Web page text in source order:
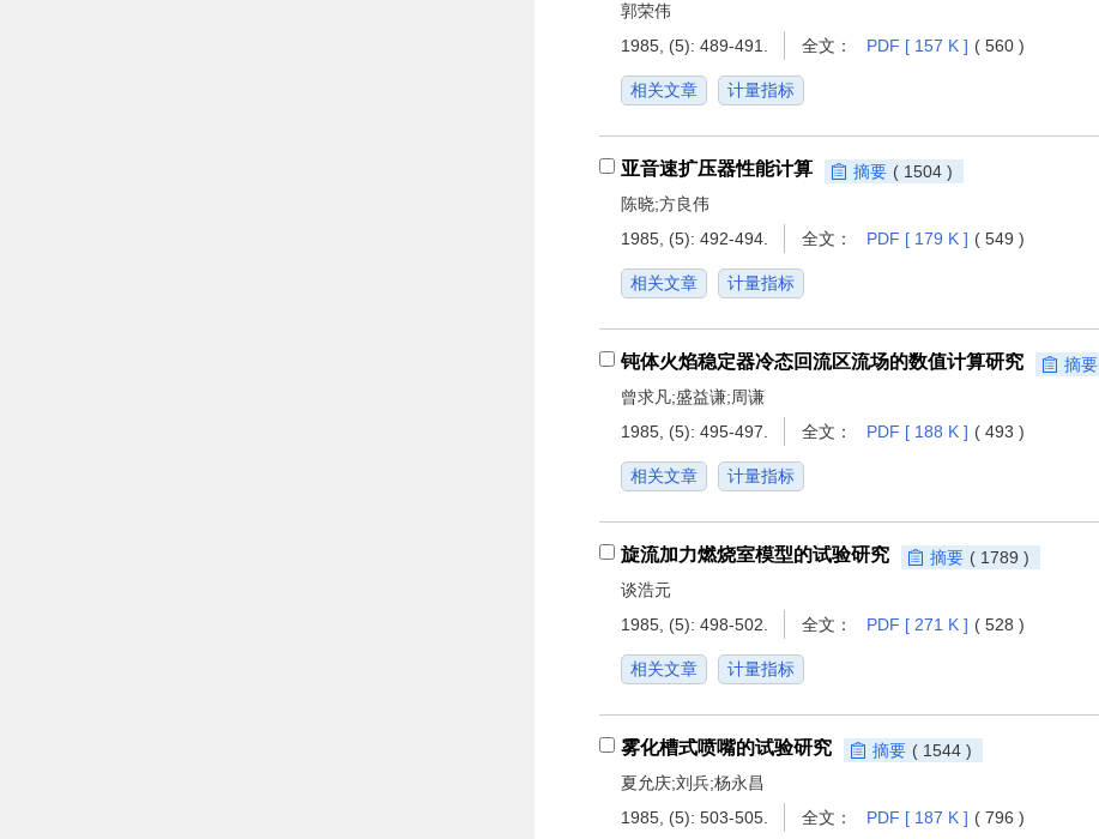
郭荣伟
1985, (5): 489-491.
全文： PDF [ 157 K ] ( 560 )
相关文章 计量指标
亚音速扩压器性能计算 摘要 ( 1504 )
陈晓;方良伟
1985, (5): 492-494.
全文： PDF [ 179 K ] ( 549 )
相关文章 计量指标
钝体火焰稳定器冷态回流区流场的数值计算研究 摘要
曾求凡;盛益谦;周谦
1985, (5): 495-497.
全文： PDF [ 188 K ] ( 493 )
相关文章 计量指标
旋流加力燃烧室模型的试验研究 摘要 ( 1789 )
谈浩元
1985, (5): 498-502.
全文： PDF [ 271 K ] ( 528 )
相关文章 计量指标
雾化槽式喷嘴的试验研究 摘要 ( 1544 )
夏允庆;刘兵;杨永昌
1985, (5): 503-505.
全文： PDF [ 187 K ] ( 796 )